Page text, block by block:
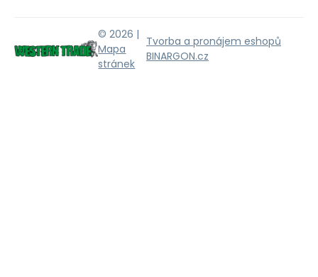
© 2026 |
Mapa
stránek
Tvorba a pronájem eshopů
BINARGON.cz